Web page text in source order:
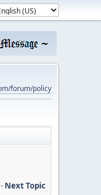
forum/policy
- Next Topic